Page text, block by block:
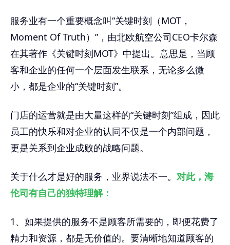
服务业有一个重要概念叫“关键时刻（MOT，
Moment Of Truth）”，由北欧航空公司CEO卡尔森
在其著作《关键时刻MOT》中提出。意思是，当顾
客和企业的任何一个层面发生联系，无论多么微
小，都是企业的“关键时刻”。
门店的运营就是由大量这样的“关键时刻”组成，因此
员工的快乐和对企业的认同不仅是一个内部问题，
更是关系到企业成败的战略问题。
关于什么才是好的服务，业界说法不一。 对此，海
伦司有自己的独特理解：
1、如果提供的服务不是顾客所需要的，即便花费了
精力和资源，都是无价值的。要清晰地知道顾客的